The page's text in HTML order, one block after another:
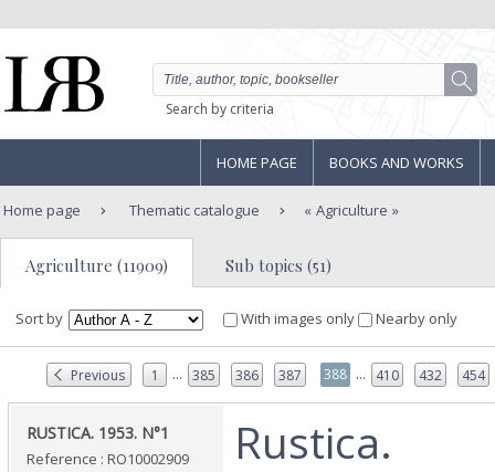
Search by criteria
HOME PAGE BOOKS AND WORKS
Home page Thematic catalogue Agriculture
Agriculture (11909) Sub topics (51)
Sort by With images only Nearby only
Previous 1 ... 385 386 387 388 ... 410 432 454
‎RUSTICA. 1953. N°1‎
Reference : RO10002909
‎Rustica.‎